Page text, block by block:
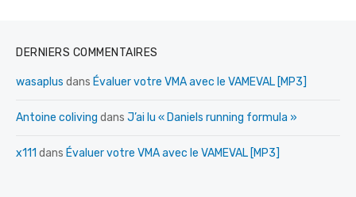
n
s
DERNIERS COMMENTAIRES
wasaplus dans Évaluer votre VMA avec le VAMEVAL [MP3]
Antoine coliving dans J’ai lu « Daniels running formula »
x111 dans Évaluer votre VMA avec le VAMEVAL [MP3]